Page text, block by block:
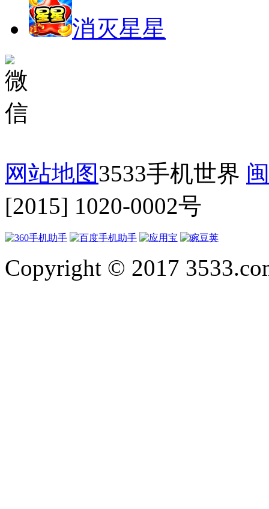
消灭星星
网站地图3533手机世界
[2015] 1020-0002号
Copyright © 2017